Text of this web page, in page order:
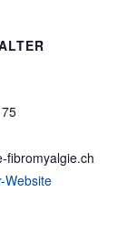
fibromyalgie.ch
Website